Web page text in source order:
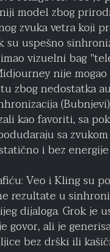
model zbog
zvuka vetra koji
su uspešno
vizuelni bag
nije
zbog nedostatka
kao favoriti, sa
sa
i bez
Veo i Kling su
rezultate u
dijaloga. Grok je
govor, ali je
bez drški ili